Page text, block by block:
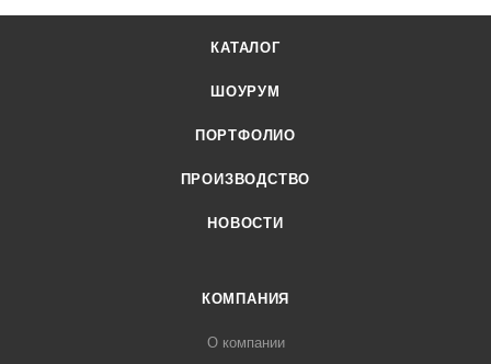
КАТАЛОГ
ШОУРУМ
ПОРТФОЛИО
ПРОИЗВОДСТВО
НОВОСТИ
КОМПАНИЯ
О компании